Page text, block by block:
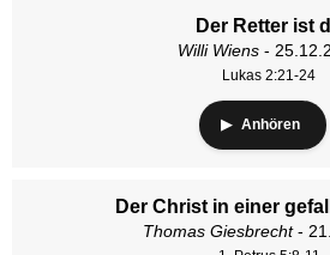
Der Retter ist
Willi Wiens-
Lukas 2:21-24
Anhören
Der Christ in einer
Thomas Giesbrecht-